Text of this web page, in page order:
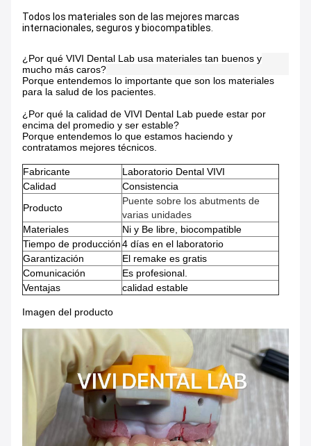
Todos los materiales son de las mejores marcas
internacionales, seguros y biocompatibles.
¿Por qué VIVI Dental Lab usa materiales tan buenos y
mucho más caros?
Porque entendemos lo importante que son los materiales
para la salud de los pacientes.
¿Por qué la calidad de VIVI Dental Lab puede estar por
encima del promedio y ser estable?
Porque entendemos lo que estamos haciendo y
contratamos mejores técnicos.
Fabricante
Laboratorio Dental VIVI
Calidad
Consistencia
Producto
Puente sobre los abutments de
varias unidades
Materiales
Ni y Be libre, biocompatible
Tiempo de producción4 días en el laboratorio
Garantización
El remake es gratis
Comunicación
Es profesional.
Ventajas
calidad estable
Imagen del producto